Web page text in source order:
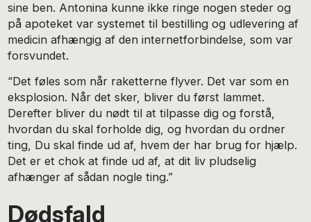
sine ben. Antonina kunne ikke ringe nogen steder og
på apoteket var systemet til bestilling og udlevering af
medicin afhængig af den internetforbindelse, som var
forsvundet.
“Det føles som når raketterne flyver. Det var som en
eksplosion. Når det sker, bliver du først lammet.
Derefter bliver du nødt til at tilpasse dig og forstå,
hvordan du skal forholde dig, og hvordan du ordner
ting, Du skal finde ud af, hvem der har brug for hjælp.
Det er et chok at finde ud af, at dit liv pludselig
afhænger af sådan nogle ting.”
Dødsfald